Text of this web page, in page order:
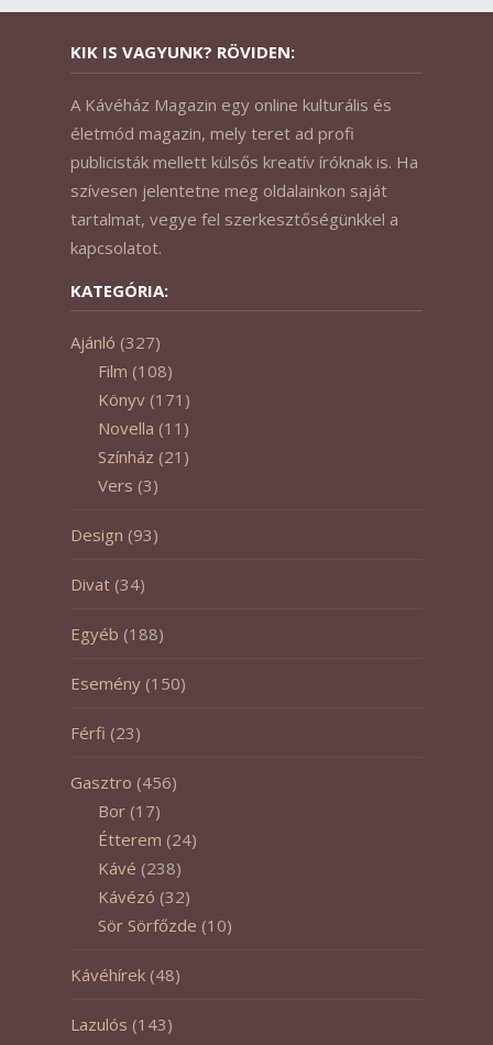
KIK IS VAGYUNK? RÖVIDEN:
A Kávéház Magazin egy online kulturális és
életmód magazin, mely teret ad profi
publicisták mellett külsős kreatív íróknak is. Ha
szívesen jelentetne meg oldalainkon saját
tartalmat, vegye fel szerkesztőségünkkel a
kapcsolatot.
KATEGÓRIA:
Ajánló (327)
Film (108)
Könyv (171)
Novella (11)
Színház (21)
Vers (3)
Design (93)
Divat (34)
Egyéb (188)
Esemény (150)
Férfi (23)
Gasztro (456)
Bor (17)
Étterem (24)
Kávé (238)
Kávézó (32)
Sör Sörfőzde (10)
Kávéhírek (48)
Lazulós (143)